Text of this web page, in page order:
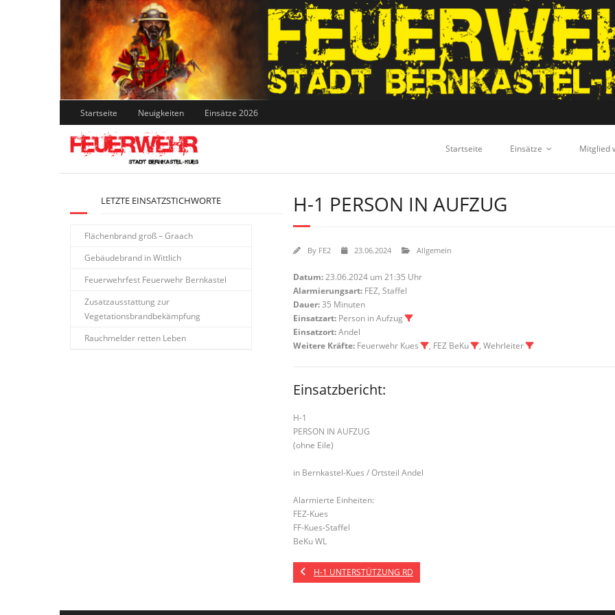
Skip
to
content
Startseite Neuigkeiten Einsätze 2026
Startseite Einsätze Mitglied
H-1 PERSON IN AUFZUG
By FE2 23.06.2024 Allgemein
Datum:23.06.2024 um 21:35 Uhr
Alarmierungsart: FEZ, Staffel
Dauer:35 Minuten
Einsatzart: Person in Aufzug
Einsatzort:Andel
Weitere Kräfte: Feuerwehr Kues , FEZ BeKu , Wehrleiter
Einsatzbericht:
H-1
PERSON IN AUFZUG
(ohne Eile)
in Bernkastel-Kues / Ortsteil Andel
Alarmierte Einheiten:
FEZ-Kues
FF-Kues-Staffel
BeKu WL
H-1 UNTERSTÜTZUNG RD
LETZTE EINSATZSTICHWORTE
Flächenbrand groß – Graach
Gebäudebrand in Wittlich
Feuerwehrfest Feuerwehr Bernkastel
Zusatzausstattung zur
Vegetationsbrandbekämpfung
Rauchmelder retten Leben